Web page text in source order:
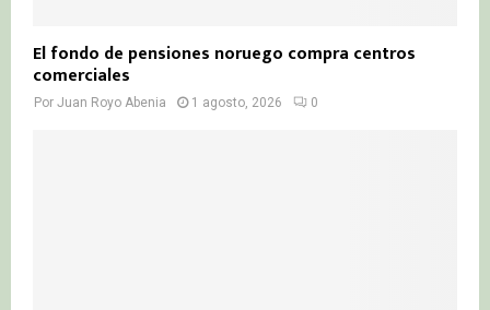
El fondo de pensiones noruego compra centros
comerciales
Por Juan Royo Abenia 1 agosto, 2026 0